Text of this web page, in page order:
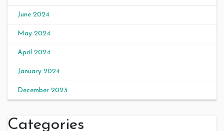
June 2024
May 2024
April 2024
January 2024
December 2023
Categories